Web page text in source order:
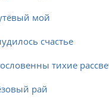
мой
счастье
тихие
рай